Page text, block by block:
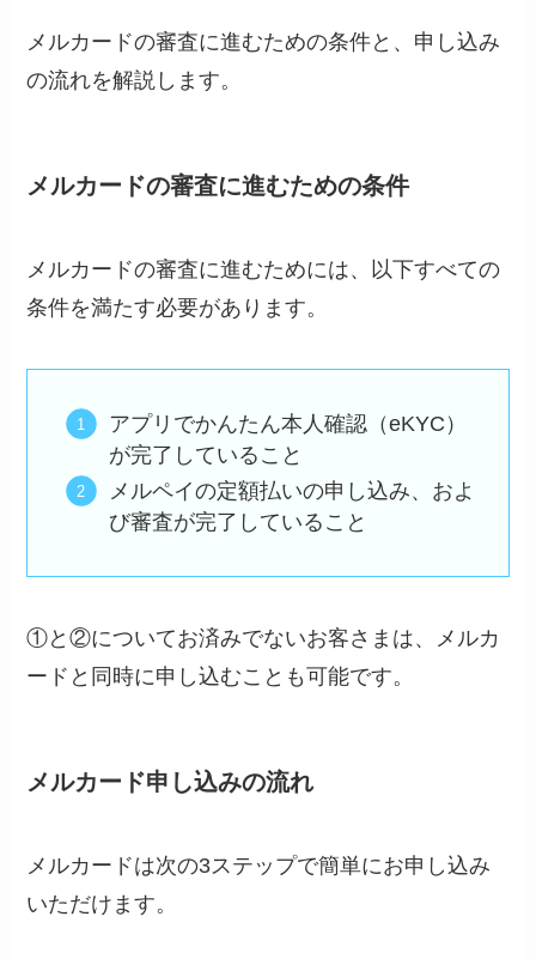
メルカードの審査に進むための条件と、申し込み
の流れを解説します。
メルカードの審査に進むための条件
メルカードの審査に進むためには、以下すべての
条件を満たす必要があります。
アプリでかんたん本人確認（eKYC）
が完了していること
メルペイの定額払いの申し込み、およ
び審査が完了していること
①と②についてお済みでないお客さまは、メルカ
ードと同時に申し込むことも可能です。
メルカード申し込みの流れ
メルカードは次の3ステップで簡単にお申し込み
いただけます。